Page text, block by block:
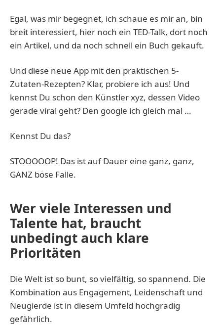
Egal, was mir begegnet, ich schaue es mir an, bin
breit interessiert, hier noch ein TED-Talk, dort noch
ein Artikel, und da noch schnell ein Buch gekauft.
Und diese neue App mit den praktischen 5-
Zutaten-Rezepten? Klar, probiere ich aus! Und
kennst Du schon den Künstler xyz, dessen Video
gerade viral geht? Den google ich gleich mal …
Kennst Du das?
STOOOOOP! Das ist auf Dauer eine ganz, ganz,
GANZ böse Falle.
Wer viele Interessen und
Talente hat, braucht
unbedingt auch klare
Prioritäten
Die Welt ist so bunt, so vielfältig, so spannend. Die
Kombination aus Engagement, Leidenschaft und
Neugierde ist in diesem Umfeld hochgradig
gefährlich.